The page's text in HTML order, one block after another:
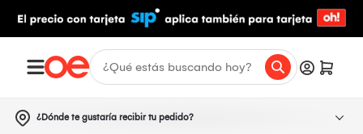
¿Dónde te gustaría recibir tu pedido?